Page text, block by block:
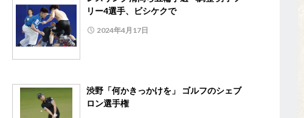
リー4選手、ビシケクで
2024年4月17日
渋野「何かきっかけを」 ゴルフのシェブ
ロン選手権